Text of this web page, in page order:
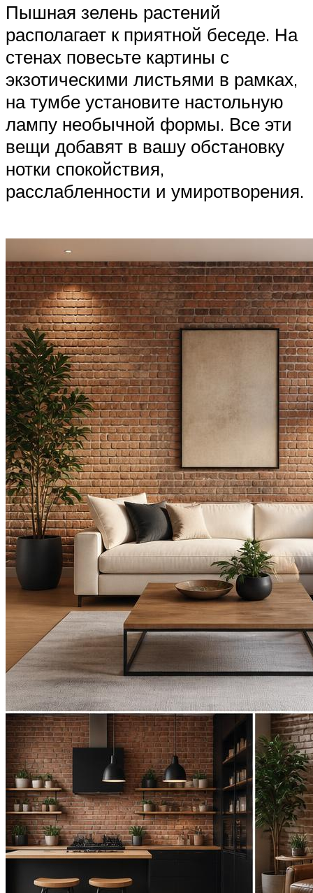
Пышная зелень растений
располагает к приятной беседе. На
стенах повесьте картины с
экзотическими листьями в рамках,
на тумбе установите настольную
лампу необычной формы. Все эти
вещи добавят в вашу обстановку
нотки спокойствия,
расслабленности и умиротворения.